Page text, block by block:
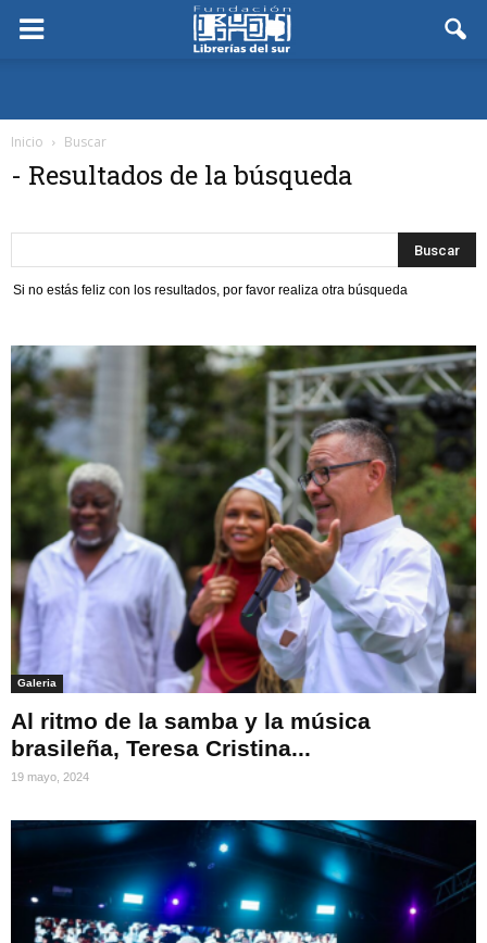
Inicio Buscar
- Resultados de la búsqueda
Si no estás feliz con los resultados, por favor realiza otra búsqueda
Galeria
Al ritmo de la samba y la música
brasileña, Teresa Cristina...
19 mayo, 2024